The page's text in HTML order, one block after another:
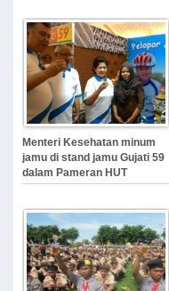
Menteri Kesehatan minum
jamu di stand jamu Gujati 59
dalam Pameran HUT
Kesehatan Nasional (13 Nov